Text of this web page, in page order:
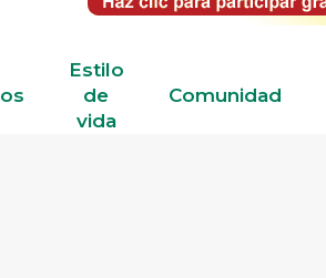
Estilo
de
vida
Comunidad